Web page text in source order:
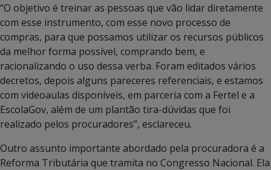
“O objetivo é treinar as pessoas que vão lidar diretamente
com esse instrumento, com esse novo processo de
compras, para que possamos utilizar os recursos públicos
da melhor forma possível, comprando bem, e
racionalizando o uso dessa verba. Foram editados vários
decretos, depois alguns pareceres referenciais, e estamos
com videoaulas disponíveis, em parceria com a Fertel e a
EscolaGov, além de um plantão tira-dúvidas que foi
realizado pelos procuradores”, esclareceu.
Outro assunto importante abordado pela procuradora é a
Reforma Tributária que tramita no Congresso Nacional. Ela